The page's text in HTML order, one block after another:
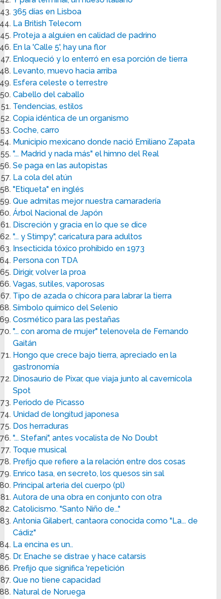
365 días en Lisboa
La British Telecom
Proteja a alguien en calidad de padrino
En la 'Calle 5', hay una flor
Enloqueció y lo enterró en esa porción de tierra
Levanto, muevo hacia arriba
Esfera celeste o terrestre
Cabello del caballo
Tendencias, estilos
Copia idéntica de un organismo
Coche, carro
Municipio mexicano donde nació Emiliano Zapata
"... Madrid y nada más" el himno del Real
Se paga en las autopistas
La cola del atún
"Etiqueta" en inglés
Que admitas mejor nuestra camaradería
Árbol Nacional de Japón
Discreción y gracia en lo que se dice
"... y Stimpy", caricatura para adultos
Insecticida tóxico prohibido en 1973
Persona con TDA
Dirigir, volver la proa
Vagas, sutiles, vaporosas
Tipo de azada o chícora para labrar la tierra
Símbolo químico del Selenio
Cosmético para las pestañas
"... con aroma de mujer" telenovela de Fernando
Gaitán
Hongo que crece bajo tierra, apreciado en la
gastronomía
Dinosaurio de Pixar, que viaja junto al cavernícola
Spot
Periodo de Picasso
Unidad de longitud japonesa
Dos herraduras
"... Stefani", antes vocalista de No Doubt
Toque musical
Prefijo que refiere a la relación entre dos cosas
Enrico tasa, en secreto, los quesos sin sal
Principal arteria del cuerpo (pl)
Autora de una obra en conjunto con otra
Catolicismo. "Santo Niño de..."
Antonia Gilabert, cantaora conocida como "La... de
Cádiz"
La encina es un..
Dr. Enache se distrae y hace catarsis
Prefijo que significa 'repetición
Que no tiene capacidad
Natural de Noruega